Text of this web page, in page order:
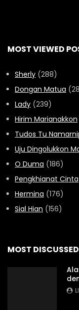
MOST VIEWED
Sherly (288)
Dongan Matua
Lady (239)
Hirim Marianakkon
Tudos Tu
Uju Dingolukkon
O Duma (186)
Pengkhianat Cinta
Hermina (176)
Sial Hian (156)
MOST DISCUSSED